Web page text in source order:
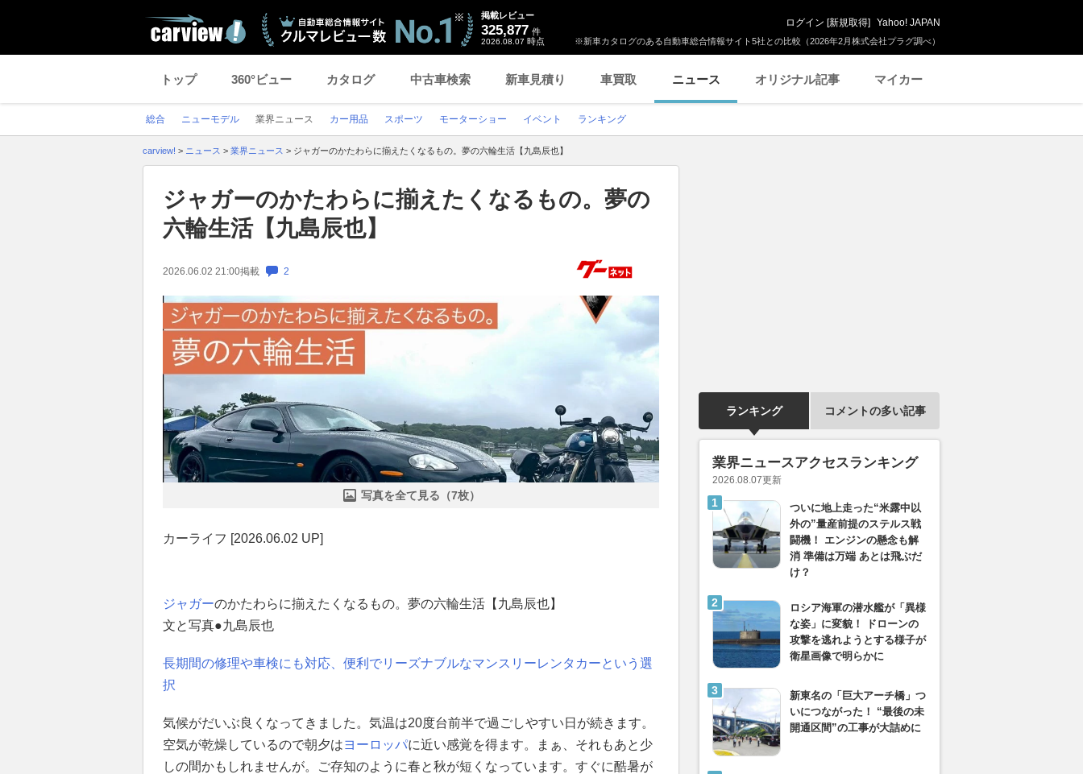
※新車カタログのある自動車総合情報サイト5社との比較（2026年2月株式会社プラグ調べ）
掲載レビュー
325,877 件
2026.08.07 時点
ログイン [新規取得] Yahoo! JAPAN
トップ 360°ビュー カタログ 中古車検索 新車見積り 車買取 ニュース オリジナル記事 マイカー
総合 ニューモデル 業界ニュース カー用品 スポーツ モーターショー イベント ランキング
carview! > ニュース > 業界ニュース > ジャガーのかたわらに揃えたくなるもの。夢の六輪生活【九島辰也】
ジャガーのかたわらに揃えたくなるもの。夢の
六輪生活【九島辰也】
2026.06.02 21:00掲載 2
写真を全て見る（7枚）
カーライフ [2026.06.02 UP]
ジャガーのかたわらに揃えたくなるもの。夢の六輪生活【九島辰也】
文と写真●九島辰也
長期間の修理や車検にも対応、便利でリーズナブルなマンスリーレンタカーという選
択
気候がだいぶ良くなってきました。気温は20度台前半で過ごしやすい日が続きます。
空気が乾燥しているので朝夕はヨーロッパに近い感覚を得ます。まぁ、それもあと少
しの間かもしれませんが。ご存知のように春と秋が短くなっています。すぐに酷暑が
ランキング コメントの多い記事
業界ニュースアクセスランキング
2026.08.07更新
ついに地上走った“米露中以
外の”量産前提のステルス戦
闘機！ エンジンの懸念も解
消 準備は万端 あとは飛ぶだ
け？
ロシア海軍の潜水艦が「異様
な姿」に変貌！ ドローンの
攻撃を逃れようとする様子が
衛星画像で明らかに
新東名の「巨大アーチ橋」つ
いにつながった！ “最後の未
開通区間”の工事が大詰めに